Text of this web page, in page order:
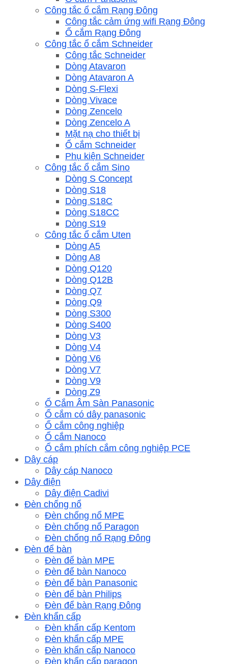
Công tắc ổ cắm Rạng Đông
Công tắc cảm ứng wifi Rạng Đông
Ổ cắm Rạng Đông
Công tắc ổ cắm Schneider
Công tắc Schneider
Dòng Atavaron
Dòng Atavaron A
Dòng S-Flexi
Dòng Vivace
Dòng Zencelo
Dòng Zencelo A
Mặt nạ cho thiết bị
Ổ cắm Schneider
Phụ kiện Schneider
Công tắc ổ cắm Sino
Dòng S Concept
Dòng S18
Dòng S18C
Dòng S18CC
Dòng S19
Công tắc ổ cắm Uten
Dòng A5
Dòng A8
Dòng Q120
Dòng Q12B
Dòng Q7
Dòng Q9
Dòng S300
Dòng S400
Dòng V3
Dòng V4
Dòng V6
Dòng V7
Dòng V9
Dòng Z9
Ổ Cắm Âm Sàn Panasonic
Ổ cắm có dây panasonic
Ổ cắm công nghiệp
Ổ cắm Nanoco
Ổ cắm phích cắm công nghiệp PCE
Dây cáp
Dây cáp Nanoco
Dây điện
Dây điện Cadivi
Đèn chống nổ
Đèn chống nổ MPE
Đèn chống nổ Paragon
Đèn chống nổ Rạng Đông
Đèn để bàn
Đèn để bàn MPE
Đèn để bàn Nanoco
Đèn để bàn Panasonic
Đèn để bàn Philips
Đèn để bàn Rạng Đông
Đèn khẩn cấp
Đèn khẩn cấp Kentom
Đèn khẩn cấp MPE
Đèn khẩn cấp Nanoco
Đèn khẩn cấp paragon